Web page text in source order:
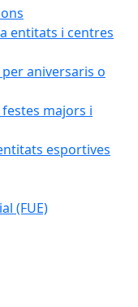
entitats i centres
aniversaris o
majors i
esportives
(FUE)